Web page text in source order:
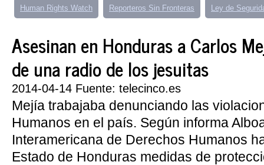
Human Rights Watch Reporteros Sin Fronteras Ley de
Asesinan en Honduras a Carlos
de una radio de los jesuitas
2014-04-14 Fuente: telecinco.es
Mejía trabajaba denunciando las
Humanos en el país. Según informa
Interamericana de Derechos Humanos
Estado de Honduras medidas de